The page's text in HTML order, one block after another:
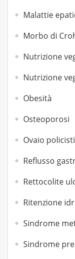
Malattie
Morbo di
Nutrizione
Nutrizione
Obesità
Osteoporosi
Ovaio
Reflusso
Rettocolite
Ritenzione
Sindrome
Sindrome